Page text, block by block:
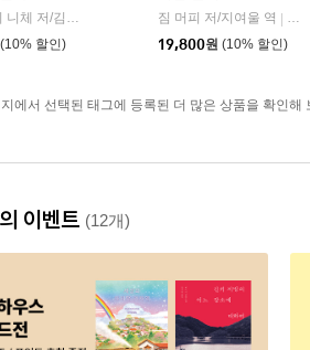
프리드리히 니체 저/김철 편역
(10% 할인)
짐 머피 저/지여울 역
윌
19,800원 (10% 할인)
에서 선택된 태그에 등록된 더 많은 상품을 확인해
이벤트 (12개)